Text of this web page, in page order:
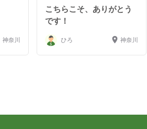
神奈川
こちらこそ、ありがとう
です！
ひろ 神奈川